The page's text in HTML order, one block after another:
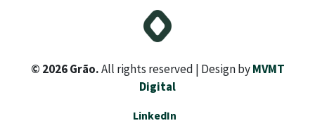
© 2026 Grão.All rights reserved | Design byMVMT
Digital
LinkedIn